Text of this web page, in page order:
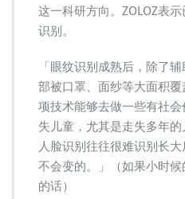
这一科研方向。ZOLOZ表
识别。
「眼纹识别成熟后，除了
部被口罩、面纱等大面积
项技术能够去做一些有社
失儿童，尤其是走失多年
人脸识别往往很难识别长
不会变的。」（如果小时
的话）